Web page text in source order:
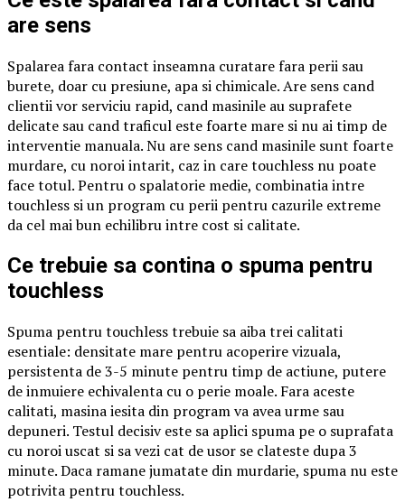
are sens
Spalarea fara contact inseamna curatare fara perii sau
burete, doar cu presiune, apa si chimicale. Are sens cand
clientii vor serviciu rapid, cand masinile au suprafete
delicate sau cand traficul este foarte mare si nu ai timp de
interventie manuala. Nu are sens cand masinile sunt foarte
murdare, cu noroi intarit, caz in care touchless nu poate
face totul. Pentru o spalatorie medie, combinatia intre
touchless si un program cu perii pentru cazurile extreme
da cel mai bun echilibru intre cost si calitate.
Ce trebuie sa contina o spuma pentru
touchless
Spuma pentru touchless trebuie sa aiba trei calitati
esentiale: densitate mare pentru acoperire vizuala,
persistenta de 3-5 minute pentru timp de actiune, putere
de inmuiere echivalenta cu o perie moale. Fara aceste
calitati, masina iesita din program va avea urme sau
depuneri. Testul decisiv este sa aplici spuma pe o suprafata
cu noroi uscat si sa vezi cat de usor se clateste dupa 3
minute. Daca ramane jumatate din murdarie, spuma nu este
potrivita pentru touchless.